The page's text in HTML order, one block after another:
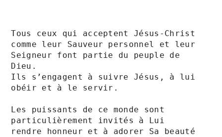
Tous ceux qui acceptent Jésus-Christ
comme leur Sauveur personnel et leur
Seigneur font partie du peuple de
Dieu.
Ils s’engagent à suivre Jésus, à lui
obéir et à le servir.
Les puissants de ce monde sont
particulièrement invités à Lui
rendre honneur et à adorer Sa beauté